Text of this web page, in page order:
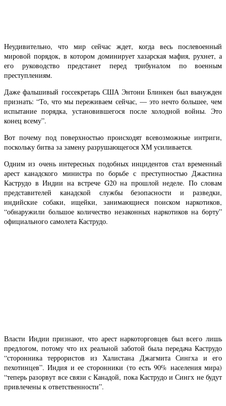
Неудивительно, что мир сейчас ждет, когда весь послевоенный
мировой порядок, в котором доминирует хазарская мафия, рухнет, а
его руководство предстанет перед трибуналом по военным
преступлениям.
Даже фальшивый госсекретарь США Энтони Блинкен был вынужден
признать: “То, что мы переживаем сейчас, — это нечто большее, чем
испытание порядка, установившегося после холодной войны. Это
конец всему”.
Вот почему под поверхностью происходят всевозможные интриги,
поскольку битва за замену разрушающегося ХМ усиливается.
Одним из очень интересных подобных инцидентов стал временный
арест канадского министра по борьбе с преступностью Джастина
Каструдо в Индии на встрече G20 на прошлой неделе. По словам
представителей канадской службы безопасности и разведки,
индийские собаки, ищейки, занимающиеся поиском наркотиков,
“обнаружили большое количество незаконных наркотиков на борту”
официального самолета Каструдо.
Власти Индии признают, что арест наркоторговцев был всего лишь
предлогом, потому что их реальной заботой была передача Каструдо
“сторонника террористов из Халистана Джагмита Сингха и его
пехотинцев”. Индия и ее сторонники (то есть 90% населения мира)
“теперь разорвут все связи с Канадой, пока Каструдо и Сингх не будут
привлечены к ответственности”.